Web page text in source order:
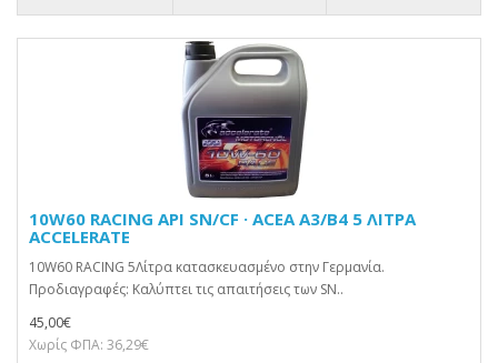
10W60 RACING API SN/CF · ACEA A3/B4 5 ΛΙΤΡΑ
ACCELERATE
10W60 RACING 5Λίτρα κατασκευασμένο στην Γερμανία.
Προδιαγραφές: Καλύπτει τις απαιτήσεις των SN..
45,00€
Χωρίς ΦΠΑ: 36,29€